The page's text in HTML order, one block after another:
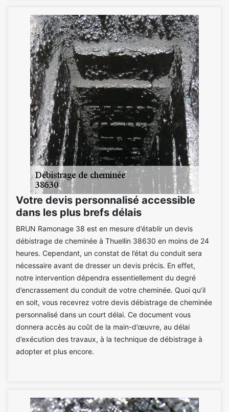
Votre devis personnalisé accessible
dans les plus brefs délais
BRUN Ramonage 38 est en mesure d’établir un devis
débistrage de cheminée à Thuellin 38630 en moins de 24
heures. Cependant, un constat de l’état du conduit sera
nécessaire avant de dresser un devis précis. En effet,
notre intervention dépendra essentiellement du degré
d’encrassement du conduit de votre cheminée. Quoi qu’il
en soit, vous recevrez votre devis débistrage de cheminée
personnalisé dans un court délai. Ce document vous
donnera accès au coût de la main-d’œuvre, au délai
d’exécution des travaux, à la technique de débistrage à
adopter et plus encore.